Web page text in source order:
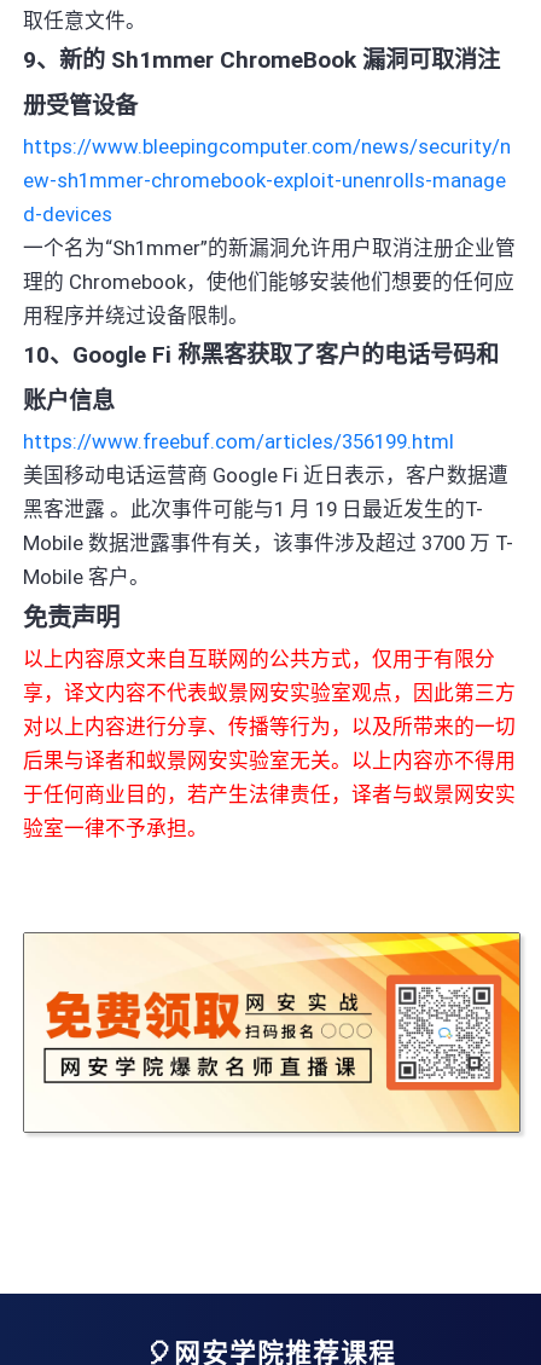
取任意文件。
9、新的 Sh1mmer ChromeBook 漏洞可取消注
册受管设备
https://www.bleepingcomputer.com/news/security/n
ew-sh1mmer-chromebook-exploit-unenrolls-manage
d-devices
一个名为“Sh1mmer”的新漏洞允许用户取消注册企业管
理的 Chromebook，使他们能够安装他们想要的任何应
用程序并绕过设备限制。
10、Google Fi 称黑客获取了客户的电话号码和
账户信息
https://www.freebuf.com/articles/356199.html
美国移动电话运营商 Google Fi 近日表示，客户数据遭
黑客泄露 。此次事件可能与1 月 19 日最近发生的T-
Mobile 数据泄露事件有关，该事件涉及超过 3700 万 T-
Mobile 客户。
免责声明
以上内容原文来自互联网的公共方式，仅用于有限分
享，译文内容不代表蚁景网安实验室观点，因此第三方
对以上内容进行分享、传播等行为，以及所带来的一切
后果与译者和蚁景网安实验室无关。以上内容亦不得用
于任何商业目的，若产生法律责任，译者与蚁景网安实
验室一律不予承担。
🎈网安学院推荐课程